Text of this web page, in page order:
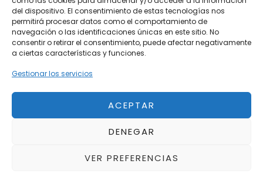
del dispositivo. El consentimiento de estas tecnologías nos
permitirá procesar datos como el comportamiento de
navegación o las identificaciones únicas en este sitio. No
consentir o retirar el consentimiento, puede afectar negativamente
a ciertas características y funciones.
Gestionar los servicios
ACEPTAR
DENEGAR
VER PREFERENCIAS
Vehículos de Ocasión
Próximos
Eclipse by SELECTO
Del 12/08/2026 al 12/08/2026
Del 02/10/2026 al 05/10/2026
Del 02/10/2026 al 05/10/2026